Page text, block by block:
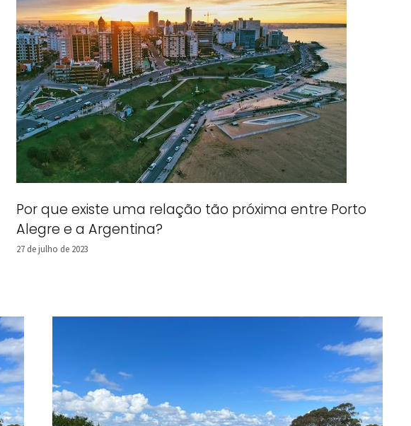
Por que existe uma relação tão próxima entre Porto
Alegre e a Argentina?
27 de julho de 2023